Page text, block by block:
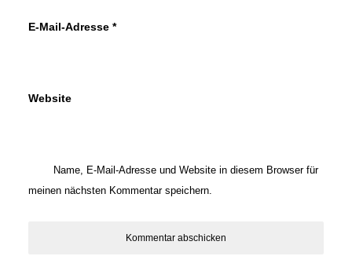
E-Mail-Adresse *
Website
Name, E-Mail-Adresse und Website in diesem Browser für
meinen nächsten Kommentar speichern.